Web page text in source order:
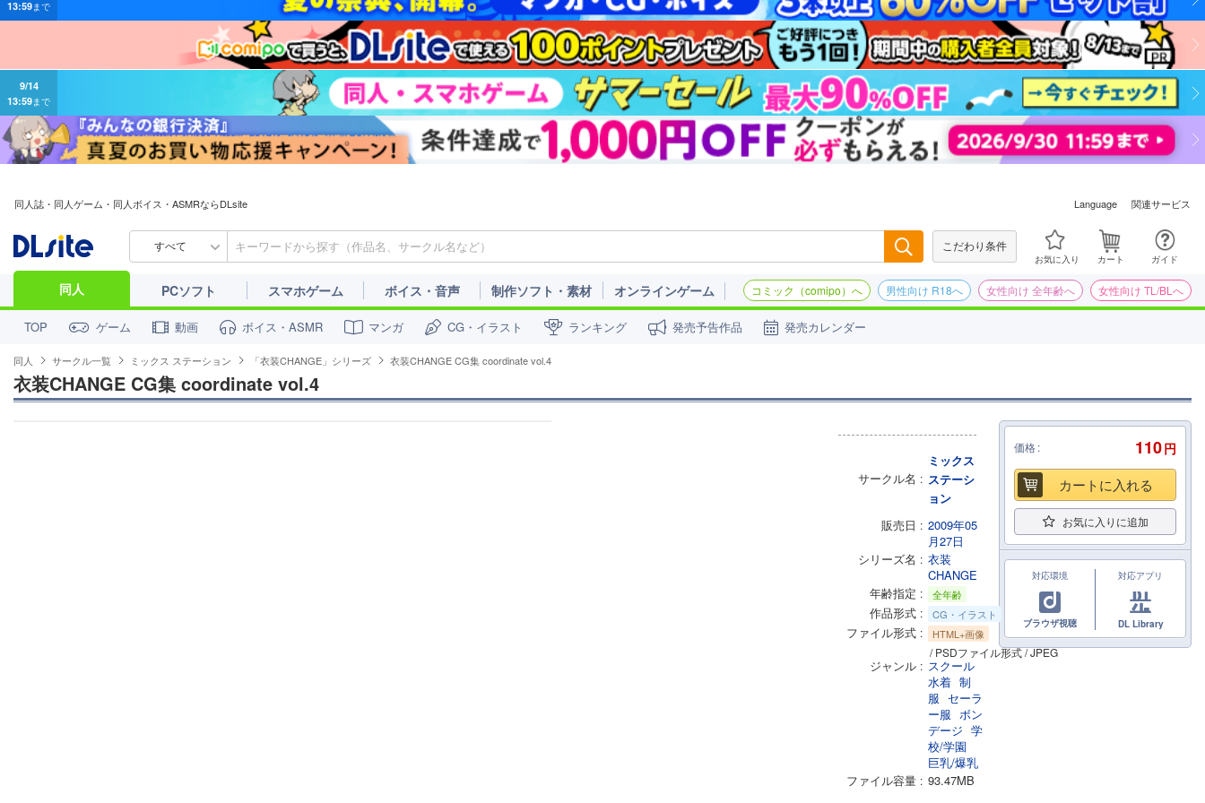
同人誌・同人ゲーム・同人ボイス・ASMRならDLsite Language 関連サービス
すべて こだわり条件
お気に入り カート ガイド
同人 PCソフト スマホゲーム ボイス・音声 制作ソフト・素材 オンラインゲーム コミック（comipo）へ 男性向け R18へ 女性向け 全年齢へ 女性向け TL/BLへ
TOP ゲーム 動画 ボイス・ASMR マンガ CG・イラスト ランキング 発売予告作品 発売カレンダー
同人 サークル一覧 ミックス ステーション 「衣装CHANGE」シリーズ 衣装CHANGE CG集 coordinate vol.4
衣装CHANGE CG集 coordinate vol.4
サークル名
ミックス
ステーシ
ョン
販売日
2009年05
月27日
シリーズ名
衣装
CHANGE
年齢指定
全年齢
作品形式 CG・イラスト
ファイル形式 HTML+画像
/ PSDファイル形式 / JPEG
ジャンル
スクール
水着 制
服 セーラ
ー服 ボン
デージ 学
校/学園
巨乳/爆乳
ファイル容量
93.47MB
価格 110円
カートに入れる
お気に入りに追加
対応環境
ブラウザ視聴
対応アプリ
DL Library